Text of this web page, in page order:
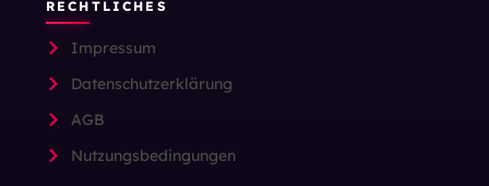
RECHTLICHES
Impressum
Datenschutzerklärung
AGB
Nutzungsbedingungen